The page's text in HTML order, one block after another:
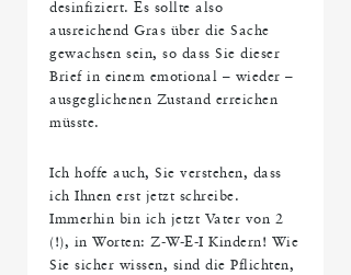
desinfiziert. Es sollte also
ausreichend Gras über die Sache
gewachsen sein, so dass Sie dieser
Brief in einem emotional – wieder –
ausgeglichenen Zustand erreichen
müsste.
Ich hoffe auch, Sie verstehen, dass
ich Ihnen erst jetzt schreibe.
Immerhin bin ich jetzt Vater von 2
(!), in Worten: Z-W-E-I Kindern! Wie
Sie sicher wissen, sind die Pflichten,